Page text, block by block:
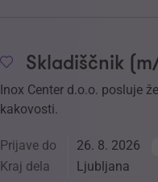
Skladiščnik
Inox Center d.o.o. posluje
kakovosti.
Prijave do 26. 8. 2026
Kraj dela Ljubljana